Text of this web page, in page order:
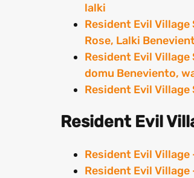
lalki
Resident Evil
Rose, Lalki
Resident Evil Village
domu Beneviento,
Resident Evil
Resident Evil
Resident Evil
Resident Evil Village